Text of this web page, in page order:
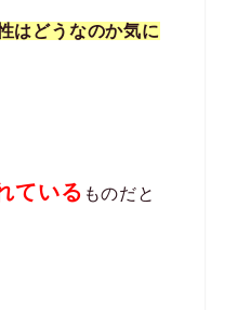
はどうなのか気に
ている ものだと